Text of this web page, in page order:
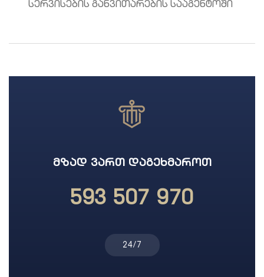
სერვისების განვითარების სააგენტოში
ᲛᲖᲐᲓ ᲕᲐᲠᲗ ᲓᲐᲒᲔᲮᲛᲐᲠᲝᲗ
593 507 970
24/7